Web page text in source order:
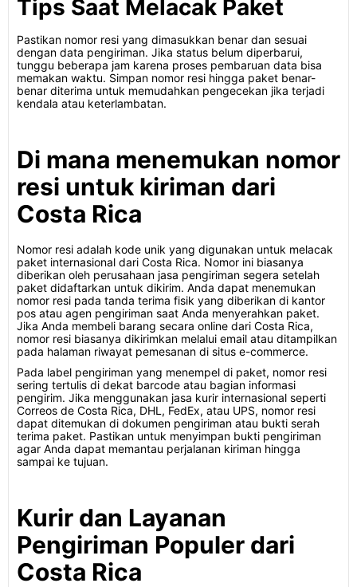
Tips Saat Melacak Paket
Pastikan nomor resi yang dimasukkan benar dan sesuai
dengan data pengiriman. Jika status belum diperbarui,
tunggu beberapa jam karena proses pembaruan data bisa
memakan waktu. Simpan nomor resi hingga paket benar-
benar diterima untuk memudahkan pengecekan jika terjadi
kendala atau keterlambatan.
Di mana menemukan nomor
resi untuk kiriman dari
Costa Rica
Nomor resi adalah kode unik yang digunakan untuk melacak
paket internasional dari Costa Rica. Nomor ini biasanya
diberikan oleh perusahaan jasa pengiriman segera setelah
paket didaftarkan untuk dikirim. Anda dapat menemukan
nomor resi pada tanda terima fisik yang diberikan di kantor
pos atau agen pengiriman saat Anda menyerahkan paket.
Jika Anda membeli barang secara online dari Costa Rica,
nomor resi biasanya dikirimkan melalui email atau ditampilkan
pada halaman riwayat pemesanan di situs e-commerce.
Pada label pengiriman yang menempel di paket, nomor resi
sering tertulis di dekat barcode atau bagian informasi
pengirim. Jika menggunakan jasa kurir internasional seperti
Correos de Costa Rica, DHL, FedEx, atau UPS, nomor resi
dapat ditemukan di dokumen pengiriman atau bukti serah
terima paket. Pastikan untuk menyimpan bukti pengiriman
agar Anda dapat memantau perjalanan kiriman hingga
sampai ke tujuan.
Kurir dan Layanan
Pengiriman Populer dari
Costa Rica